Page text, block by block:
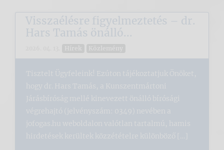
Visszaélésre figyelmeztetés – dr.
Hars Tamás önálló...
Tisztelt Ügyfeleink! Ezúton tájékoztatjuk Önöket,
hogy dr. Hars Tamás, a Kunszentmártoni
Járásbíróság mellé kinevezett önálló bírósági
végrehajtó (jelvényszám: 0349) nevében a
jofogas.hu weboldalon valótlan tartalmú, hamis
hirdetések kerültek közzétételre különböző […]